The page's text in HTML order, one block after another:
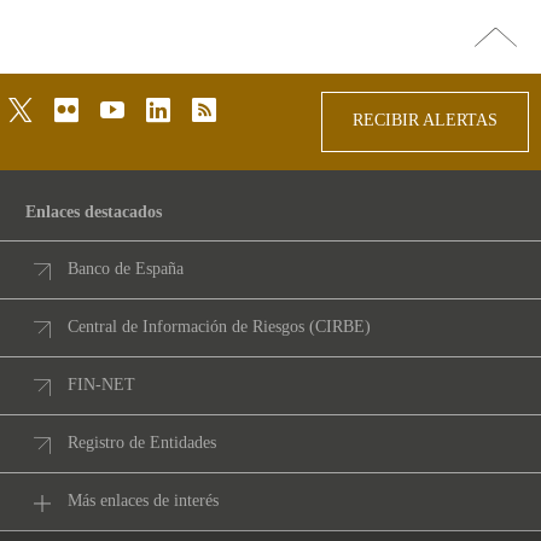
arriba
twitterflickr youtubelinkedinrss
RECIBIR ALERTAS
Enlaces destacados
Banco de España
Central de Información de Riesgos (CIRBE)
FIN-NET
Registro de Entidades
Más enlaces de interés